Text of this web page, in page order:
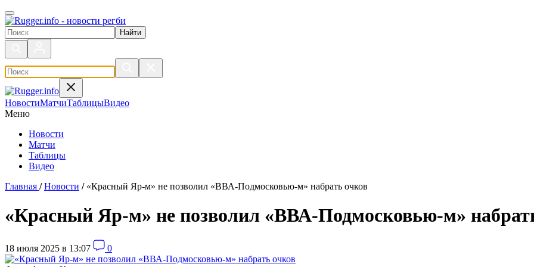
Поиск по сайту
НовостиМатчиТаблицыВидео
Меню
Новости
Матчи
Таблицы
Видео
Главная / Новости / «Красный Яр-м» не позволил «ВВА-Подмосковью-м» набрать очков
«Красный Яр-м» не позволил «ВВА-Подмосковью-м»
18 июля 2025 в 13:07 0